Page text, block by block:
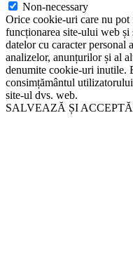
Non-necessary
Orice cookie-uri care nu pot
funcționarea site-ului web și
datelor cu caracter
analizelor, anunțurilor și al
denumite cookie-uri inutile.
consimțământul
site-ul dvs. web.
SALVEAZĂ ȘI ACCEPTĂ